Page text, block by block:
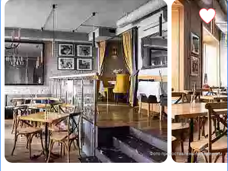
Фото предоставлены заведением